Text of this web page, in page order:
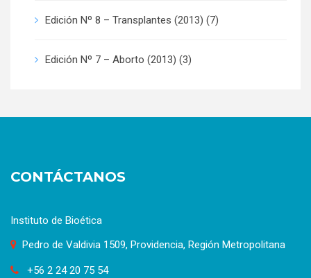
Edición Nº 8 – Transplantes (2013) (7)
Edición Nº 7 – Aborto (2013) (3)
CONTÁCTANOS
Instituto de Bioética
Pedro de Valdivia 1509, Providencia, Región Metropolitana
+56 2 24 20 75 54